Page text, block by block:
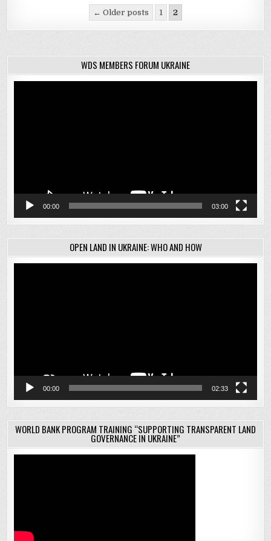
Навігація
записів
← Older posts 1 2
WDS MEMBERS FORUM UKRAINE
00:00 03:00
OPEN LAND IN UKRAINE: WHO AND HOW
00:00 02:33
WORLD BANK PROGRAM TRAINING “SUPPORTING TRANSPARENT LAND
GOVERNANCE IN UKRAINE”